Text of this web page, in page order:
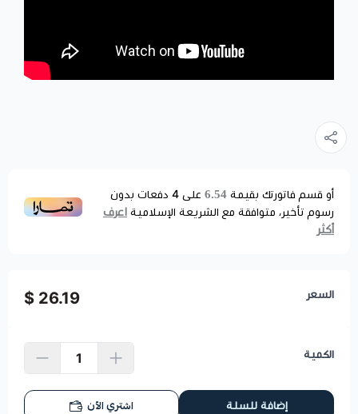
أو قسم فاتورتك بقيمة 6.54 على 4 دفعات بدون
رسوم تأخير، متوافقة مع الشريعة الإسلامية اعرف
أكثر
السعر 26.19 $
الكمية
إضافة للسلة اشتري الآن